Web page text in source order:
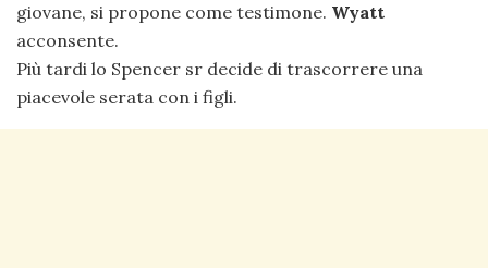
giovane, si propone come testimone. Wyatt
acconsente.
Più tardi lo Spencer sr decide di trascorrere una
piacevole serata con i figli.